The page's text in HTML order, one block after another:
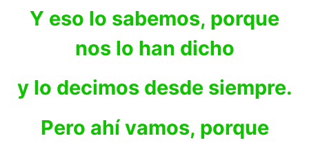
Y eso lo sabemos, porque
nos lo han dicho
y lo decimos desde siempre.
Pero ahí vamos, porque